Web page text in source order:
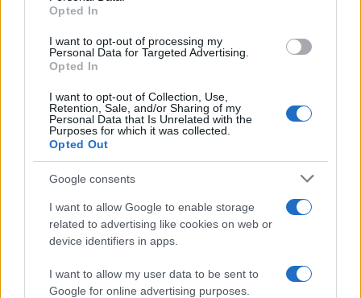
Opted In
I want to opt-out of processing my
Personal Data for Targeted Advertising.
Opted In
I want to opt-out of Collection, Use,
Retention, Sale, and/or Sharing of my
Personal Data that Is Unrelated with the
Purposes for which it was collected.
Opted Out
Google consents
I want to allow Google to enable storage
related to advertising like cookies on web or
device identifiers in apps.
I want to allow my user data to be sent to
Google for online advertising purposes.
PIÙ LETTI
Guida per tennisti: come mantenere la performance
sui campi in terra rossa
Chi è Thomas Fabbiano: la carriera del tennista
pugliese
Tennis: maltempo e disagi nei tornei nordamericani,
Sinner conferma la sua presenza al China Open: i
dettagli dell’evento
ATP Challenger Tour 2026: i tornei di agosto e i
protagonisti italiani